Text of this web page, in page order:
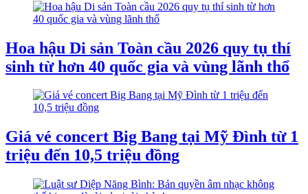
Hoa hậu Di sản Toàn cầu 2026 quy tụ thí
sinh từ hơn 40 quốc gia và vùng lãnh thổ
Giá vé concert Big Bang tại Mỹ Đình từ 1
triệu đến 10,5 triệu đồng